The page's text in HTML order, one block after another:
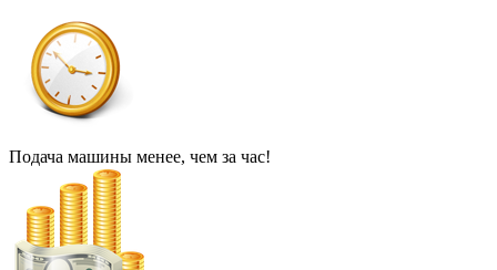
Подача машины менее, чем за час!